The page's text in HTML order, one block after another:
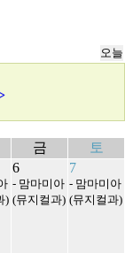
금
토
)
6
- 맘마미아
(뮤지컬과)
7
- 맘마미아
(뮤지컬과)